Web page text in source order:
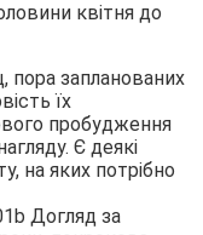
квітня до
пора запланованих
їх
пробудження
Є деякі
на яких потрібно